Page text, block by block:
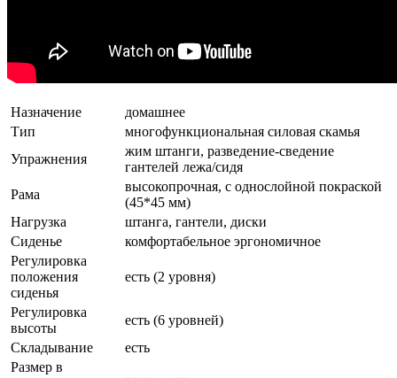
Назначение
домашнее
Тип
многофункциональная силовая скамья
Упражнения
жим штанги, разведение-сведение
гантелей лежа/сидя
Рама
высокопрочная, с однослойной покраской
(45*45 мм)
Нагрузка
штанга, гантели, диски
Сиденье
комфортабельное эргономичное
Регулировка
положения
сиденья
есть (2 уровня)
Регулировка
высоты
есть (6 уровней)
Складывание
есть
Размер в